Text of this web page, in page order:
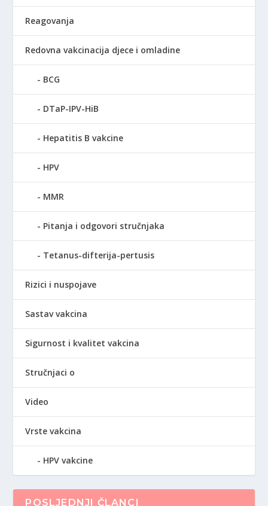
Reagovanja
Redovna vakcinacija djece i omladine
BCG
DTaP-IPV-HiB
Hepatitis B vakcine
HPV
MMR
Pitanja i odgovori stručnjaka
Tetanus-difterija-pertusis
Rizici i nuspojave
Sastav vakcina
Sigurnost i kvalitet vakcina
Stručnjaci o
Video
Vrste vakcina
HPV vakcine
POSLJEDNJI ČLANCI